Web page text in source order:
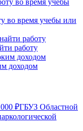
во время учебы или
работу
доходом
₽ГБУЗ Областной